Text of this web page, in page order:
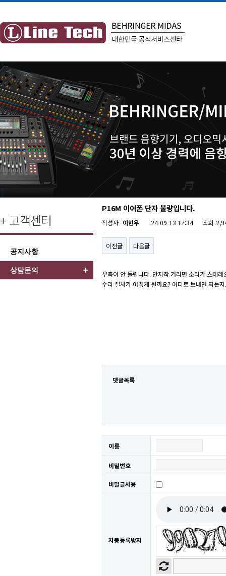
+ 고객센터
공지사항
상담문의
P16M 이어폰 단자 불량입니다.
작성자 이현우 24-09-13 17:34 조회
이전글 다음글
우측이 안 들립니다. 만지작 거리면 소리가 스테
수리 절차가 어떻게 될까요? 어디로 보내면 되는
댓글목록
이름
비밀번호
비밀글사용
자동등록방지